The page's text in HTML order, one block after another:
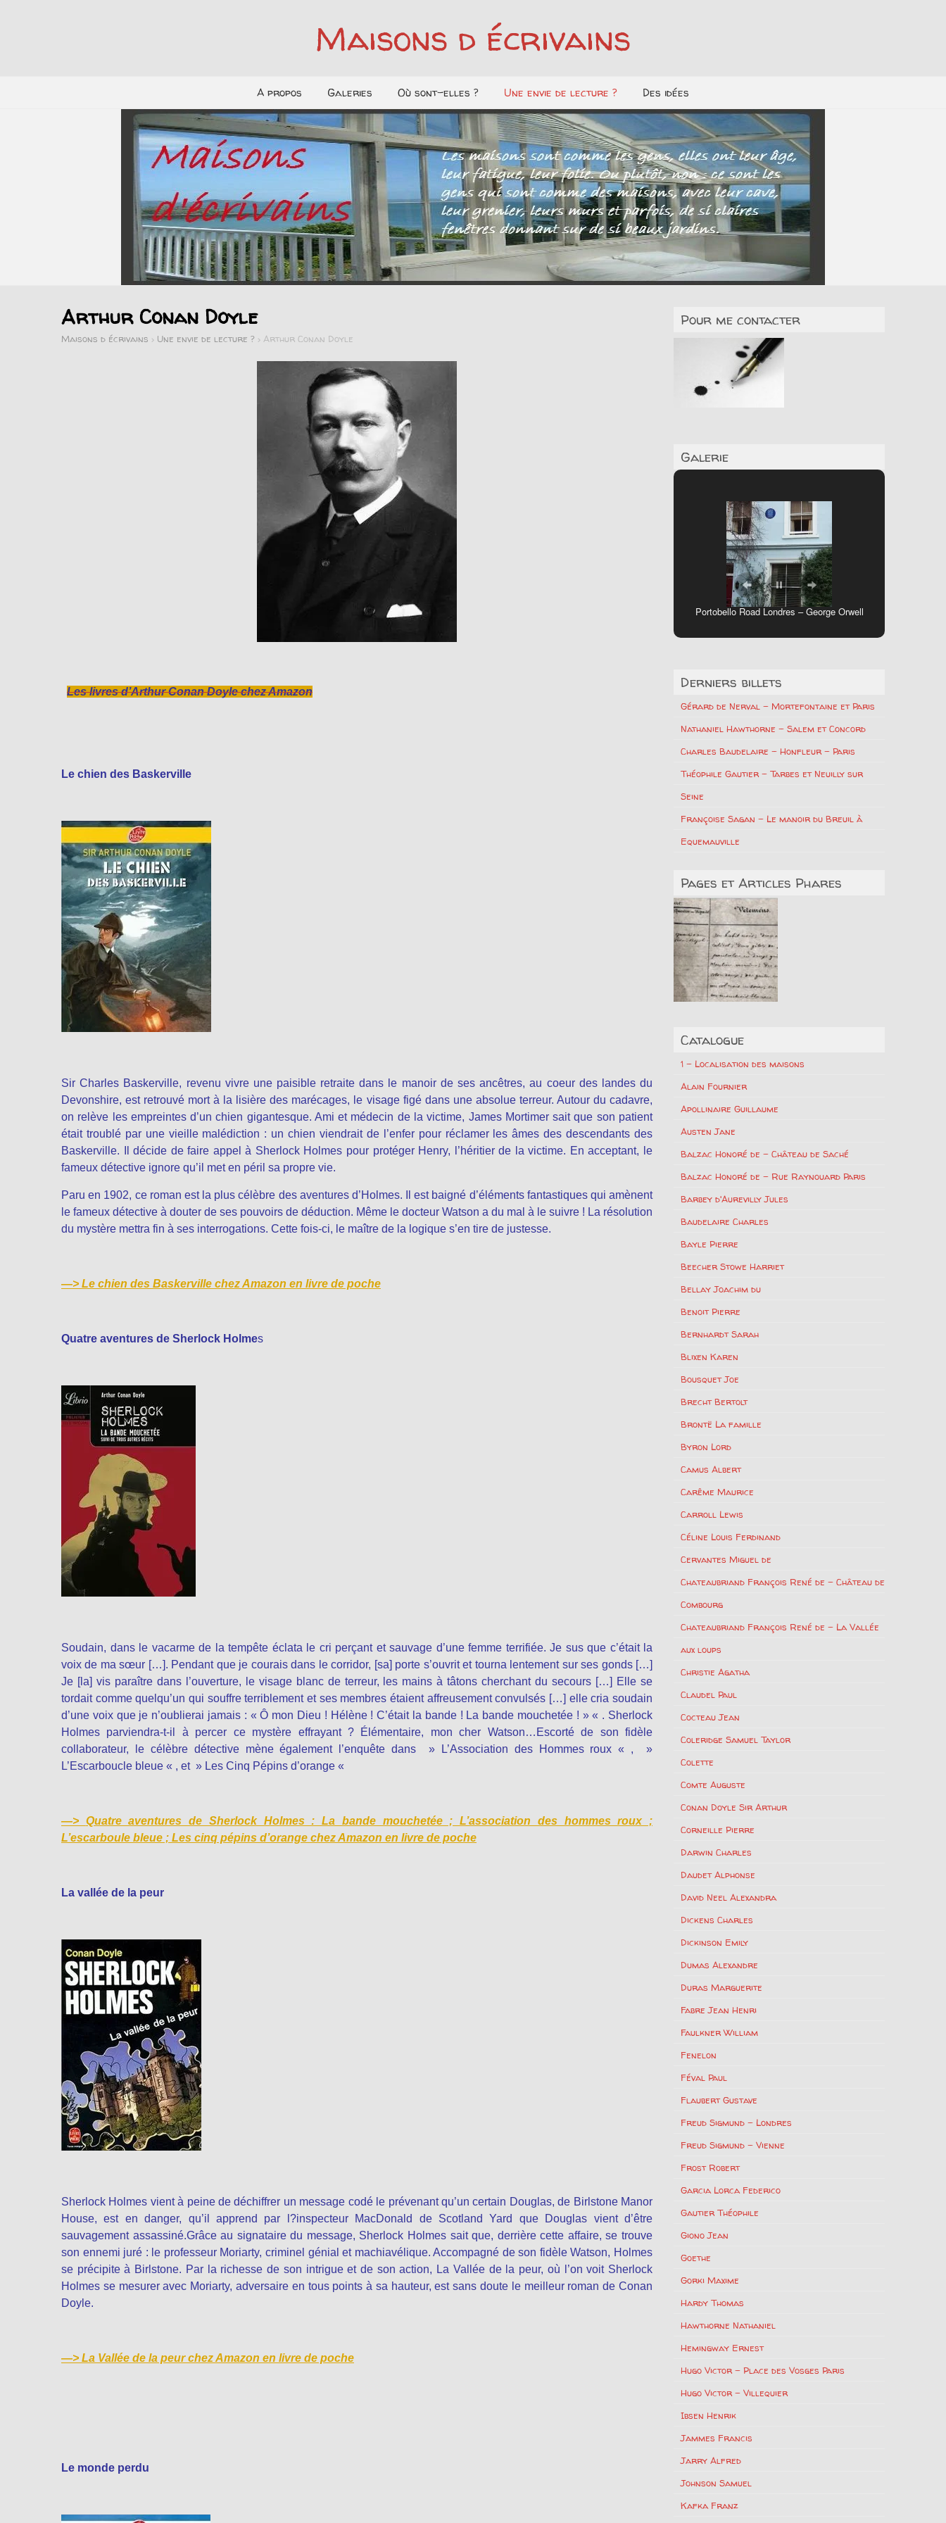
Maisons d écrivains
A propos Galeries Où sont-elles ? Une envie de lecture ? Des idées
Arthur Conan Doyle
Maisons d écrivains > Une envie de lecture ? > Arthur Conan Doyle
Les livres d’Arthur Conan Doyle chez Amazon
Le chien des Baskerville
Sir Charles Baskerville, revenu vivre une paisible retraite dans le manoir de ses ancêtres, au coeur des landes du
Devonshire, est retrouvé mort à la lisière des marécages, le visage figé dans une absolue terreur. Autour du cadavre,
on relève les empreintes d’un chien gigantesque. Ami et médecin de la victime, James Mortimer sait que son patient
était troublé par une vieille malédiction : un chien viendrait de l’enfer pour réclamer les âmes des descendants des
Baskerville. Il décide de faire appel à Sherlock Holmes pour protéger Henry, l’héritier de la victime. En acceptant, le
fameux détective ignore qu’il met en péril sa propre vie.
Paru en 1902, ce roman est la plus célèbre des aventures d’Holmes. Il est baigné d’éléments fantastiques qui amènent
le fameux détective à douter de ses pouvoirs de déduction. Même le docteur Watson a du mal à le suivre ! La résolution
du mystère mettra fin à ses interrogations. Cette fois-ci, le maître de la logique s’en tire de justesse.
—> Le chien des Baskerville chez Amazon en livre de poche
Quatre aventures de Sherlock Holmes
Soudain, dans le vacarme de la tempête éclata le cri perçant et sauvage d’une femme terrifiée. Je sus que c’était la
voix de ma sœur […]. Pendant que je courais dans le corridor, [sa] porte s’ouvrit et tourna lentement sur ses gonds […]
Je [la] vis paraître dans l’ouverture, le visage blanc de terreur, les mains à tâtons cherchant du secours […] Elle se
tordait comme quelqu’un qui souffre terriblement et ses membres étaient affreusement convulsés […] elle cria soudain
d’une voix que je n’oublierai jamais : « Ô mon Dieu ! Hélène ! C’était la bande ! La bande mouchetée ! » « . Sherlock
Holmes parviendra-t-il à percer ce mystère effrayant ? Élémentaire, mon cher Watson…Escorté de son fidèle
collaborateur, le célèbre détective mène également l’enquête dans » L’Association des Hommes roux « , »
L’Escarboucle bleue « , et » Les Cinq Pépins d’orange «
—> Quatre aventures de Sherlock Holmes : La bande mouchetée ; L’association des hommes roux ;
L’escarboule bleue ; Les cinq pépins d’orange chez Amazon en livre de poche
La vallée de la peur
Sherlock Holmes vient à peine de déchiffrer un message codé le prévenant qu’un certain Douglas, de Birlstone Manor
House, est en danger, qu’il apprend par l?inspecteur MacDonald de Scotland Yard que Douglas vient d’être
sauvagement assassiné.Grâce au signataire du message, Sherlock Holmes sait que, derrière cette affaire, se trouve
son ennemi juré : le professeur Moriarty, criminel génial et machiavélique. Accompagné de son fidèle Watson, Holmes
se précipite à Birlstone. Par la richesse de son intrigue et de son action, La Vallée de la peur, où l’on voit Sherlock
Holmes se mesurer avec Moriarty, adversaire en tous points à sa hauteur, est sans doute le meilleur roman de Conan
Doyle.
—> La Vallée de la peur chez Amazon en livre de poche
Le monde perdu
Pour me contacter
Galerie
Portobello Road Londres – George Orwell
Derniers billets
Gérard de Nerval – Mortefontaine et Paris
Nathaniel Hawthorne – Salem et Concord
Charles Baudelaire – Honfleur – Paris
Théophile Gautier – Tarbes et Neuilly sur
Seine
Françoise Sagan – Le manoir du Breuil à
Equemauville
Pages et Articles Phares
Catalogue
1 – Localisation des maisons
Alain Fournier
Apollinaire Guillaume
Austen Jane
Balzac Honoré de – Château de Saché
Balzac Honoré de – Rue Raynouard Paris
Barbey d'Aurevilly Jules
Baudelaire Charles
Bayle Pierre
Beecher Stowe Harriet
Bellay Joachim du
Benoit Pierre
Bernhardt Sarah
Blixen Karen
Bousquet Joe
Brecht Bertolt
Brontë La famille
Byron Lord
Camus Albert
Carême Maurice
Carroll Lewis
Céline Louis Ferdinand
Cervantes Miguel de
Chateaubriand François René de – Château de
Combourg
Chateaubriand François René de – La Vallée
aux loups
Christie Agatha
Claudel Paul
Cocteau Jean
Coleridge Samuel Taylor
Colette
Comte Auguste
Conan Doyle Sir Arthur
Corneille Pierre
Darwin Charles
Daudet Alphonse
David Neel Alexandra
Dickens Charles
Dickinson Emily
Dumas Alexandre
Duras Marguerite
Fabre Jean Henri
Faulkner William
Fenelon
Féval Paul
Flaubert Gustave
Freud Sigmund – Londres
Freud Sigmund – Vienne
Frost Robert
Garcia Lorca Federico
Gautier Théophile
Giono Jean
Goethe
Gorki Maxime
Hardy Thomas
Hawthorne Nathaniel
Hemingway Ernest
Hugo Victor – Place des Vosges Paris
Hugo Victor – Villequier
Ibsen Henrik
Jammes Francis
Jarry Alfred
Johnson Samuel
Kafka Franz